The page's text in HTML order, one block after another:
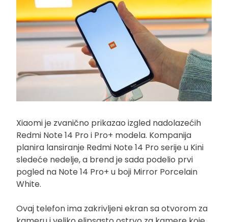
Xiaomi je zvanično prikazao izgled nadolazećih
Redmi Note 14 Pro i Pro+ modela. Kompanija
planira lansiranje Redmi Note 14 Pro serije u Kini
sledeće nedelje, a brend je sada podelio prvi
pogled na Note 14 Pro+ u boji Mirror Porcelain
White.
Ovaj telefon ima zakrivljeni ekran sa otvorom za